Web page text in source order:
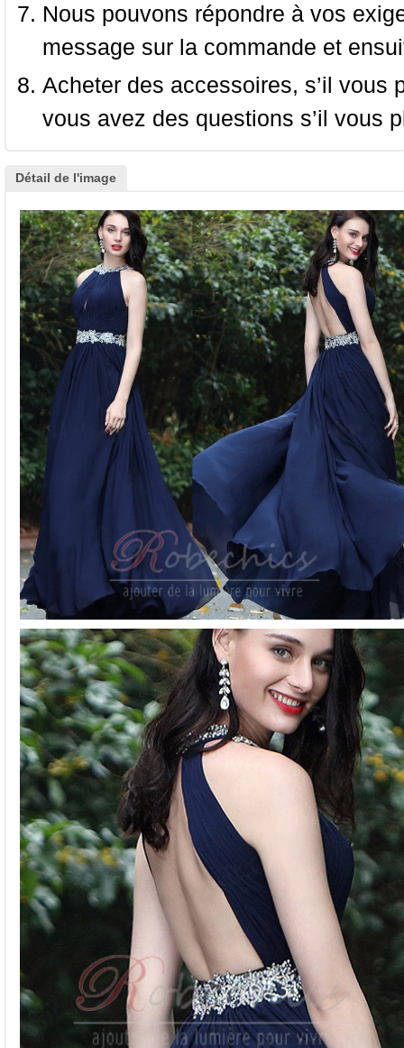
Nous pouvons répondre à vos
message sur la commande et
Acheter des accessoires, s’il
vous avez des questions s’il vous
Détail de l'image